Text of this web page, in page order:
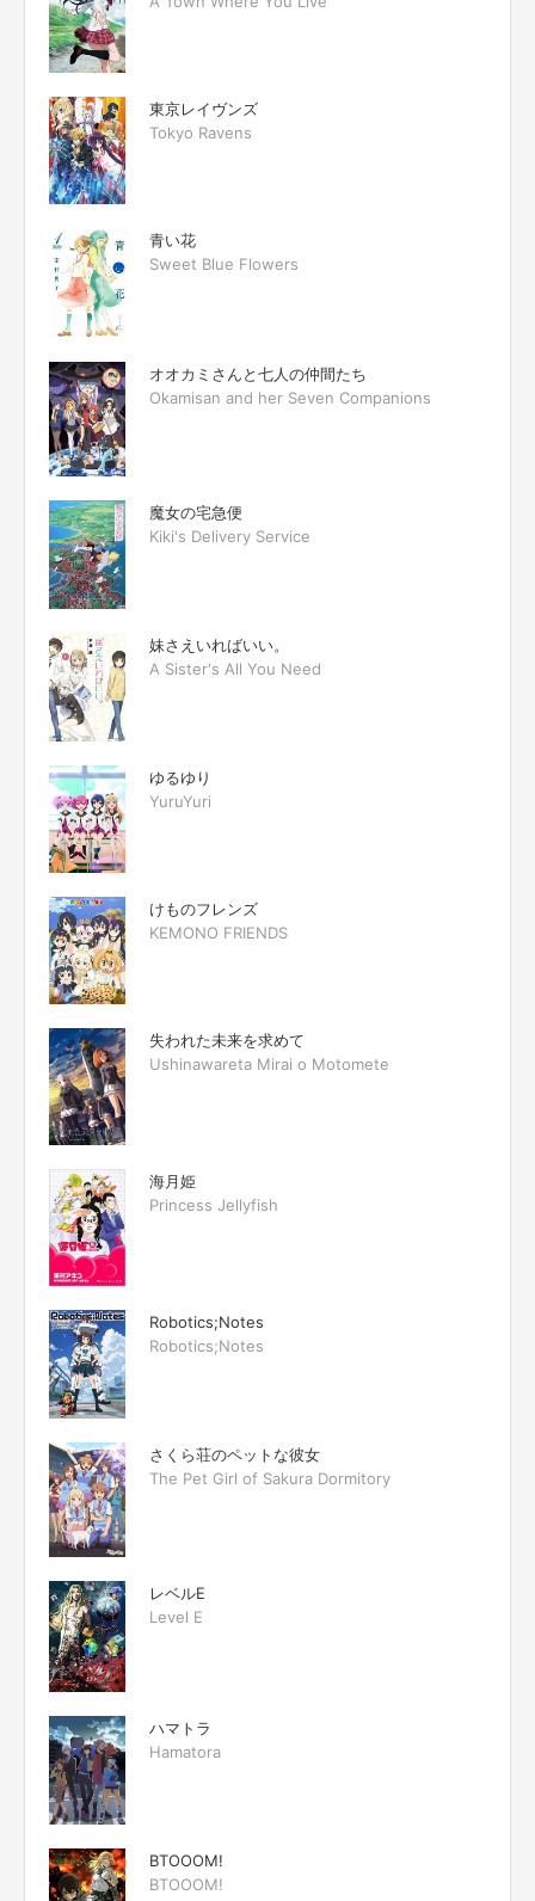
東京レイヴンズ
Tokyo Ravens
青い花
Sweet Blue Flowers
オオカミさんと七人の仲間たち
Okamisan and her Seven Companions
魔女の宅急便
Kiki's Delivery Service
妹さえいればいい。
A Sister's All You Need
ゆるゆり
YuruYuri
けものフレンズ
KEMONO FRIENDS
失われた未来を求めて
Ushinawareta Mirai o Motomete
海月姫
Princess Jellyfish
Robotics;Notes
Robotics;Notes
さくら荘のペットな彼女
The Pet Girl of Sakura Dormitory
レベルE
Level E
ハマトラ
Hamatora
BTOOOM!
BTOOOM!